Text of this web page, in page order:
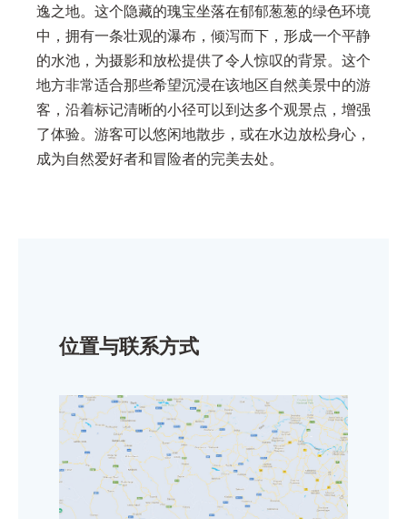
逸之地。这个隐藏的瑰宝坐落在郁郁葱葱的绿色环境
中，拥有一条壮观的瀑布，倾泻而下，形成一个平静
的水池，为摄影和放松提供了令人惊叹的背景。这个
地方非常适合那些希望沉浸在该地区自然美景中的游
客，沿着标记清晰的小径可以到达多个观景点，增强
了体验。游客可以悠闲地散步，或在水边放松身心，
成为自然爱好者和冒险者的完美去处。
位置与联系方式